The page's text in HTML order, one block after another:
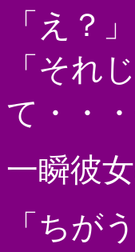
「え？」
「それ
て・・
一瞬彼
「ちが